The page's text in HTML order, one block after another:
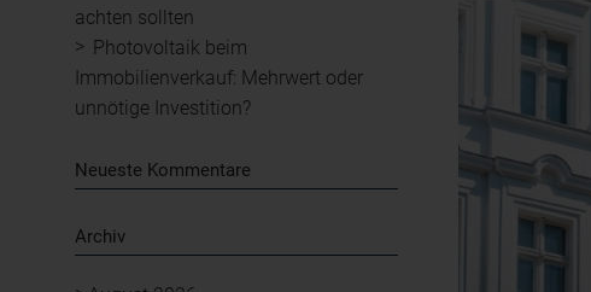
achten sollten
Photovoltaik beim
Immobilienverkauf: Mehrwert oder
unnötige Investition?
Neueste Kommentare
Archiv